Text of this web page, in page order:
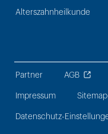
Alterszahnheilkunde
Partner AGB
Impressum Sitemap
Datenschutz-